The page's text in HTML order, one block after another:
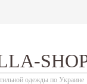
одежды по Украине